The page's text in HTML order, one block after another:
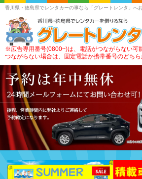
香川県・徳島県でレンタカーの事なら「グレートレンタ」へ
※広告専用番号(0800~)は、電話がつながらない可
つながらない場合は、固定電話か携帯番号のどちら